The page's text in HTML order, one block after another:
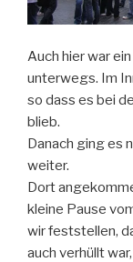
Auch hier war
unterwegs. Im
so dass es bei
blieb.
Danach ging es
weiter.
Dort
kleine Pause
wir feststellen,
auch verhüllt